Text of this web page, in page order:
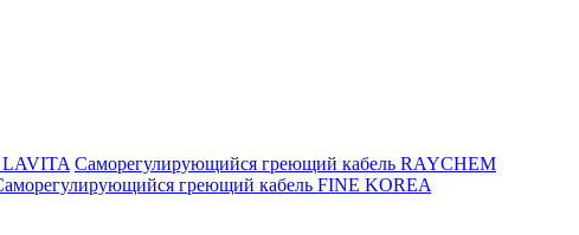
LAVITA Саморегулирующийся греющий кабель RAYCHEM
греющий кабель FINE KOREA